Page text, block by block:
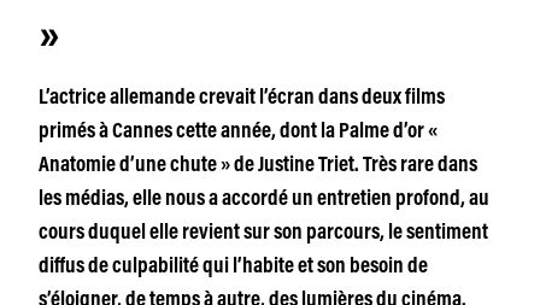
»
L’actrice allemande crevait l’écran dans deux films
primés à Cannes cette année, dont la Palme d’or «
Anatomie d’une chute » de Justine Triet. Très rare dans
les médias, elle nous a accordé un entretien profond, au
cours duquel elle revient sur son parcours, le sentiment
diffus de culpabilité qui l’habite et son besoin de